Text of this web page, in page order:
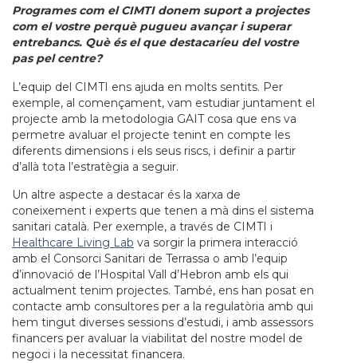
Programes com el CIMTI donem suport a projectes
com el vostre perquè pugueu avançar i superar
entrebancs. Què és el que destacaríeu del vostre
pas pel centre?
L’equip del CIMTI ens ajuda en molts sentits. Per
exemple, al començament, vam estudiar juntament el
projecte amb la metodologia GAIT cosa que ens va
permetre avaluar el projecte tenint en compte les
diferents dimensions i els seus riscs, i definir a partir
d’allà tota l’estratègia a seguir.
Un altre aspecte a destacar és la xarxa de
coneixement i experts que tenen a mà dins el sistema
sanitari català. Per exemple, a través de CIMTI i
Healthcare Living Lab va sorgir la primera interacció
amb el Consorci Sanitari de Terrassa o amb l’equip
d’innovació de l’Hospital Vall d’Hebron amb els qui
actualment tenim projectes. També, ens han posat en
contacte amb consultores per a la regulatòria amb qui
hem tingut diverses sessions d’estudi, i amb assessors
financers per avaluar la viabilitat del nostre model de
negoci i la necessitat financera.